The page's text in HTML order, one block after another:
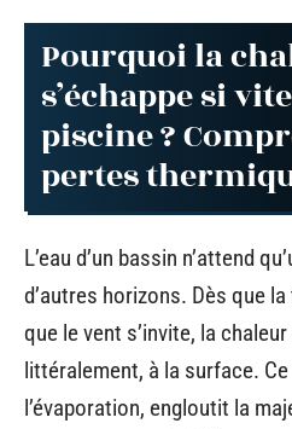
Pourquoi la
s’échappe si
piscine ?
pertes
L’eau d’un bassin n’attend
d’autres horizons. Dès que
que le vent s’invite, la
littéralement, à la surface.
l’évaporation, engloutit la